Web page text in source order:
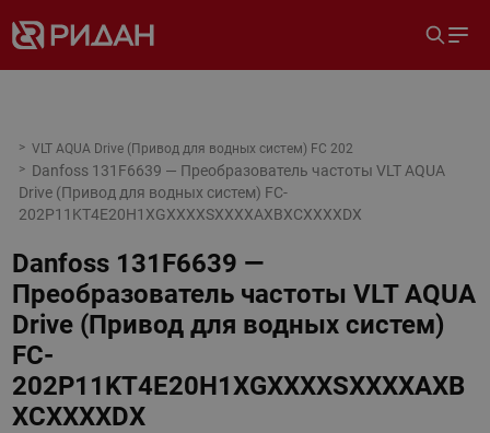
VLT AQUA Drive (Привод для водных систем) FC 202
Danfoss 131F6639 — Преобразователь частоты VLT AQUA
Drive (Привод для водных систем) FC-
202P11KT4E20H1XGXXXXSXXXXAXBXCXXXXDX
Danfoss 131F6639 —
Преобразователь частоты VLT AQUA
Drive (Привод для водных систем)
FC-
202P11KT4E20H1XGXXXXSXXXXAXB
XCXXXXDX